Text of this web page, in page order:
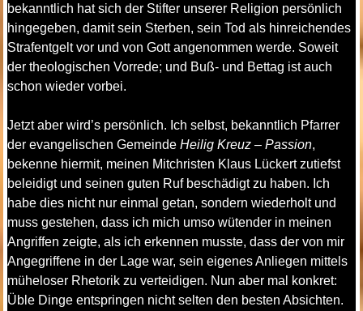
bekanntlich hat sich der Stifter unserer Religion persönlich
hingegeben, damit sein Sterben, sein Tod als hinreichendes
Strafentgelt vor und von Gott angenommen werde. Soweit
der theologischen Vorrede; und Buß- und Bettag ist auch
schon wieder vorbei.
Jetzt aber wird’s persönlich. Ich selbst, bekanntlich Pfarrer
der evangelischen Gemeinde Heilig Kreuz – Passion,
bekenne hiermit, meinen Mitchristen Klaus Lückert zutiefst
beleidigt und seinen guten Ruf beschädigt zu haben. Ich
habe dies nicht nur einmal getan, sondern wiederholt und
muss gestehen, dass ich mich umso wütender in meinen
Angriffen zeigte, als ich erkennen musste, dass der von mir
Angegriffene in der Lage war, sein eigenes Anliegen mittels
müheloser Rhetorik zu verteidigen. Nun aber mal konkret:
Üble Dinge entspringen nicht selten den besten Absichten.